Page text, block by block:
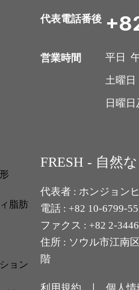
脂肪
ョン
代表電話番後
営業時間
平日
土曜日
日曜
FRESH - 自然
代表者 : ホンジョン
電話 : +82 10-6799-
ファクス : +82 2-
住所 : ソウル市江南
階
利用規約 ㅣ 個人